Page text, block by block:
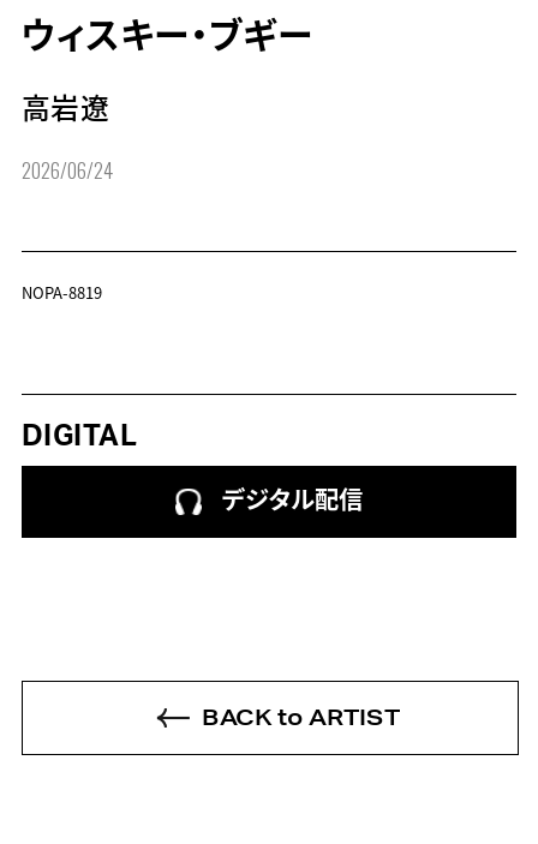
ウィスキー・ブギー
高岩遼
2026/06/24
NOPA-8819
DIGITAL
デジタル配信
BACK to ARTIST